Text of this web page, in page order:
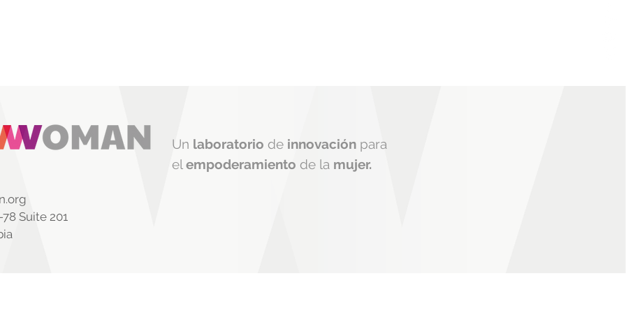
Un laboratorio de innovación para
el empoderamiento de la mujer.
Suite 201